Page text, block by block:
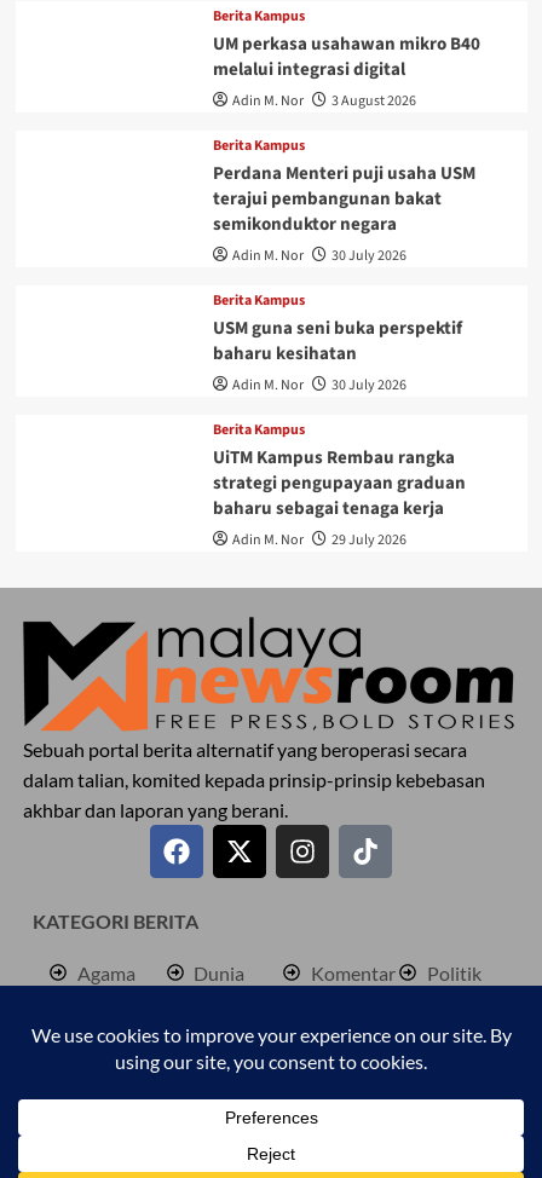
Berita Kampus
UM perkasa usahawan mikro B40
melalui integrasi digital
Adin M. Nor 3 August 2026
Berita Kampus
Perdana Menteri puji usaha USM
terajui pembangunan bakat
semikonduktor negara
Adin M. Nor 30 July 2026
Berita Kampus
USM guna seni buka perspektif
baharu kesihatan
Adin M. Nor 30 July 2026
Berita Kampus
UiTM Kampus Rembau rangka
strategi pengupayaan graduan
baharu sebagai tenaga kerja
Adin M. Nor 29 July 2026
Sebuah portal berita alternatif yang beroperasi secara
dalam talian, komited kepada prinsip-prinsip kebebasan
akhbar dan laporan yang berani.
KATEGORI BERITA
Agama
Berita
Bisnes
Dunia
Jenayah
Kembara
Komentar
Palestine
Pendidkan
Politik
Sukan